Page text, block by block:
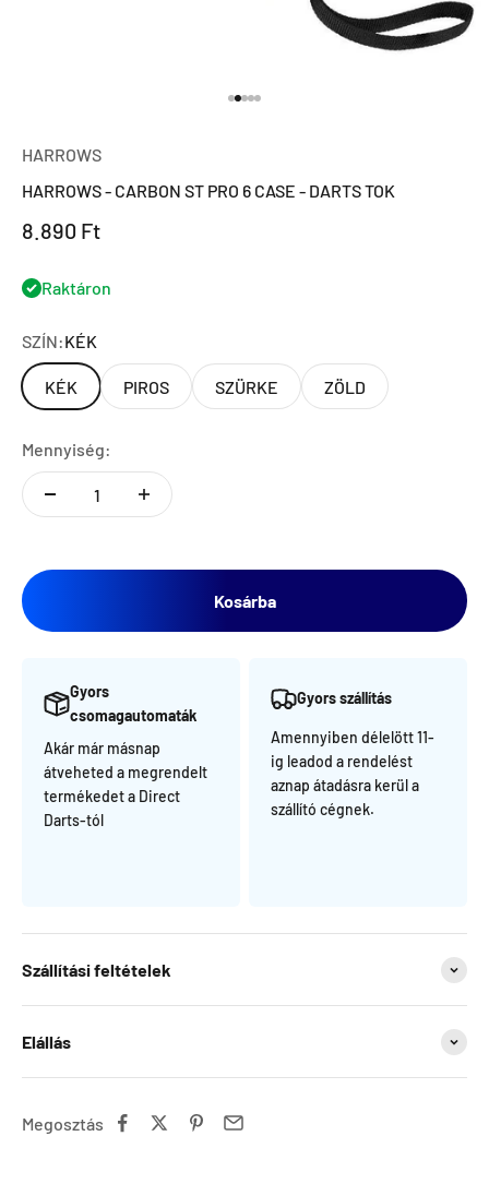
HARROWS
HARROWS - CARBON ST PRO 6 CASE - DARTS TOK
Eladási ár
8.890 Ft
Raktáron
SZÍN:KÉK
KÉK PIROS SZÜRKE ZÖLD
Mennyiség:
Kosárba
Gyors
csomagautomaták
Akár már másnap
átveheted a megrendelt
termékedet a Direct
Darts-tól
Gyors szállítás
Amennyiben délelött 11-
ig leadod a rendelést
aznap átadásra kerül a
szállító cégnek.
Szállítási feltételek
Elállás
Megosztás